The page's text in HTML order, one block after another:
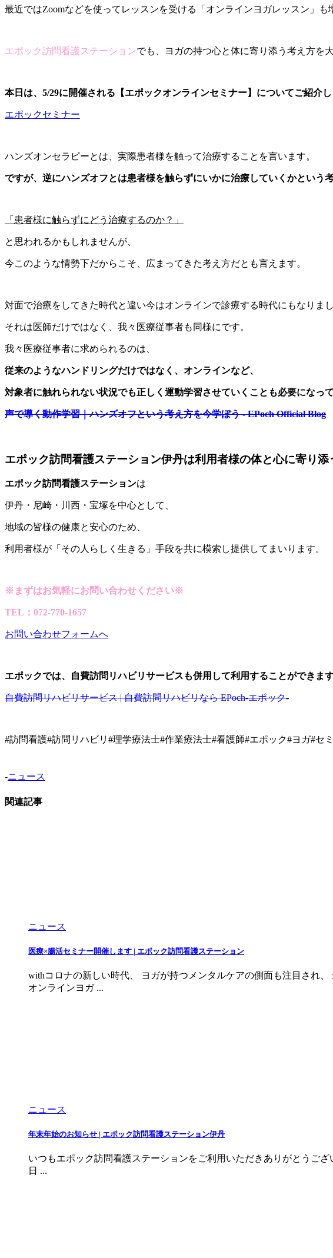
最近ではZoomなどを使ってレッスンを受ける「オンラインヨガレッスン」も
エポック訪問看護ステーションでも、ヨガの持つ心と体に寄り添う考え方を
本日は、5/29に開催される【エポックオンラインセミナー】についてご紹介し
エポックセミナー
ハンズオンセラピーとは、実際患者様を触って治療することを言います。
ですが、逆にハンズオフとは患者様を触らずにいかに治療していくかという
「患者様に触らずにどう治療するのか？」
と思われるかもしれませんが、
今このような情勢下だからこそ、広まってきた考え方だとも言えます。
対面で治療をしてきた時代と違い今はオンラインで診療する時代にもなりまし
それは医師だけではなく、我々医療従事者も同様にです。
我々医療従事者に求められるのは、
従来のようなハンドリングだけではなく、オンラインなど、
対象者に触れられない状況でも正しく運動学習させていくことも必要になっ
声で導く動作学習｜ハンズオフという考え方を今学ぼう - EPoch Official Blog
エポック訪問看護ステーション伊丹は利用者様の体と心に寄り
エポック訪問看護ステーションは
伊丹・尼崎・川西・宝塚を中心として、
地域の皆様の健康と安心のため、
利用者様が「その人らしく生きる」手段を共に模索し提供してまいります。
※まずはお気軽にお問い合わせください※
TEL：072-770-1657
お問い合わせフォームへ
エポックでは、自費訪問リハビリサービスも併用して利用することができます
自費訪問リハビリサービス | 自費訪問リハビリなら EPoch-エポック-
#訪問看護#訪問リハビリ#理学療法士#作業療法士#看護師#エポック#ヨガ#セ
-ニュース
関連記事
ニュース
医療×腸活セミナー開催します | エポック訪問看護ステーション
withコロナの新しい時代、 ヨガが持つメンタルケアの側面も注目され
オンラインヨガ ...
ニュース
年末年始のお知らせ | エポック訪問看護ステーション伊丹
いつもエポック訪問看護ステーションをご利用いただきありがとうご
日 ...